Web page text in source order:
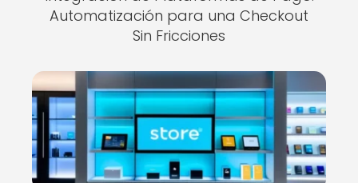
Automatización para una Checkout
Sin Fricciones